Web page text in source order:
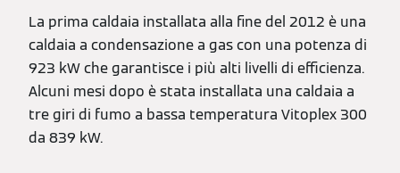
La prima caldaia installata alla fine del 2012 è una
caldaia a condensazione a gas con una potenza di
923 kW che garantisce i più alti livelli di efficienza.
Alcuni mesi dopo è stata installata una caldaia a
tre giri di fumo a bassa temperatura Vitoplex 300
da 839 kW.